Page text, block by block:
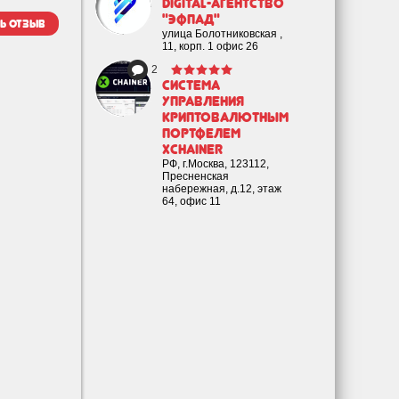
Digital-агентство
"Эфпад"
улица Болотниковская ,
11, корп. 1 офис 26
2
Cистема
управления
криптовалютным
портфелем
XChainer
РФ, г.Москва, 123112,
Пресненская
набережная, д.12, этаж
64, офис 11
отзыв